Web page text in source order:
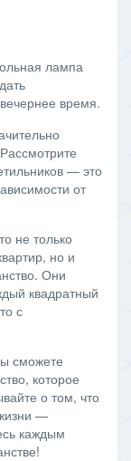
лампа
время.
— это
от
не только
но и
Они
квадратный
с
сможете
которое
о том, что
—
каждым